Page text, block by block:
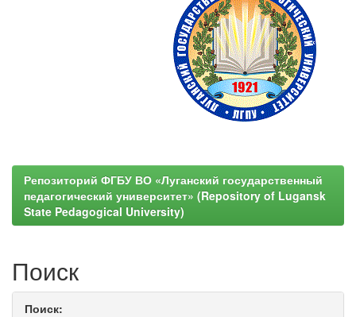
Репозиторий ФГБУ ВО «Луганский государственный
педагогический университет» (Repository of Lugansk
State Pedagogical University)
Поиск
Поиск: